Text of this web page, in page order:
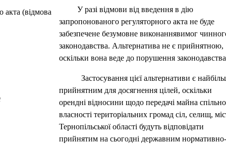
акта (відмова
У разі відмови від введення в дію
запропонованого регуляторного акта не буде
забезпечене безумовне виконаннявимог
законодавства. Альтернатива не є прийнятною,
оскільки вона веде до порушення
Застосування цієї альтернативи є
прийнятним для досягнення цілей, оскільки
орендні відносини щодо передачі майна
власності територіальних громад сіл, селищ,
Тернопільської області будуть відповідати
прийнятим на сьогодні державним нормативно-